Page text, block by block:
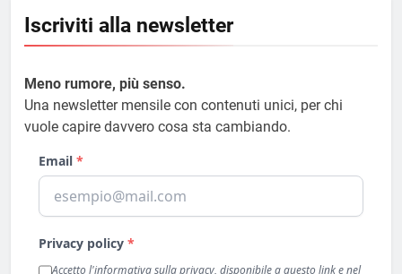
Iscriviti alla newsletter
Meno rumore, più senso.
Una newsletter mensile con contenuti unici, per chi
vuole capire davvero cosa sta cambiando.